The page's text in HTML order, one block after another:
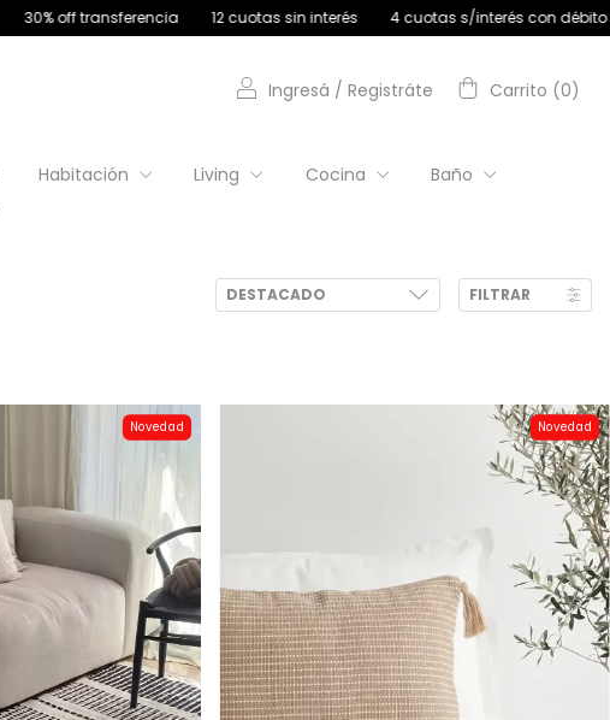
4 cuotas s/interés con débito 30% off transferencia 12 cuotas sin
Ingresá / Registráte Carrito (0)
Habitación Living Cocina
Baño
FILTRAR
Novedad Novedad